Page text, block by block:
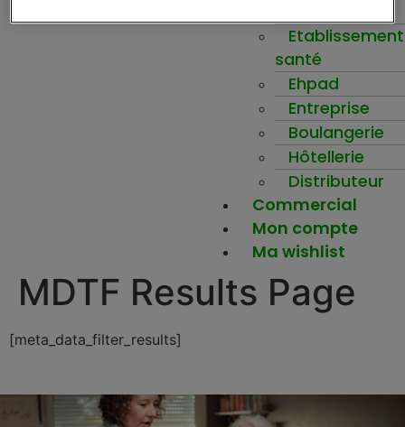
santé
Ehpad
Entreprise
Boulangerie
Hôtellerie
Distributeur
Commercial
Mon compte
Ma wishlist
MDTF Results Page
[meta_data_filter_results]